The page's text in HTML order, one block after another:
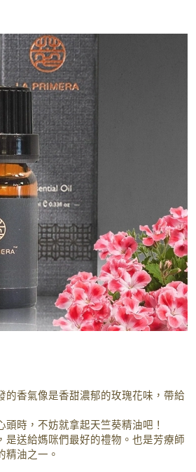
的香氣像是香甜濃郁的玫瑰花味，帶給
時，不妨就拿起天竺葵精油吧！
是送給媽咪們最好的禮物。也是芳療師
精油之一。